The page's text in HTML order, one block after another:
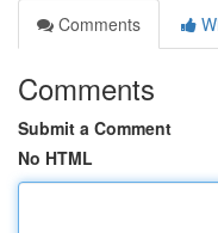
Comments
Comments
Submit a Comment
No HTML